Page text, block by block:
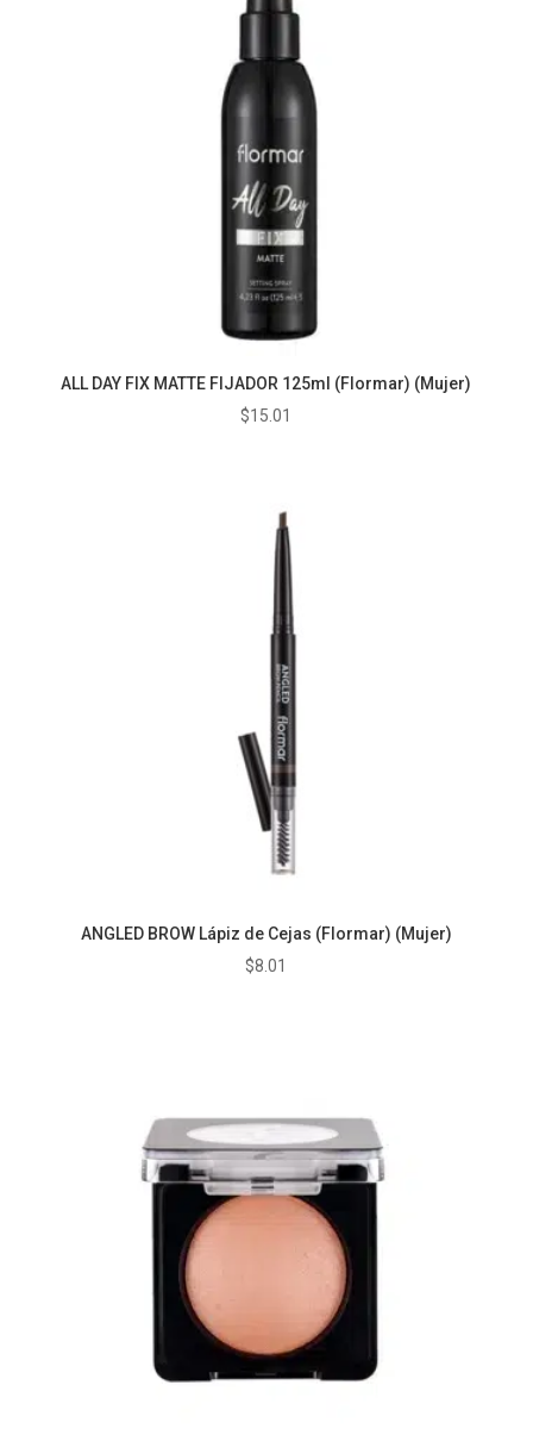
ALL DAY FIX MATTE FIJADOR 125ml (Flormar) (Mujer)
$15.01
ANGLED BROW Lápiz de Cejas (Flormar) (Mujer)
$8.01